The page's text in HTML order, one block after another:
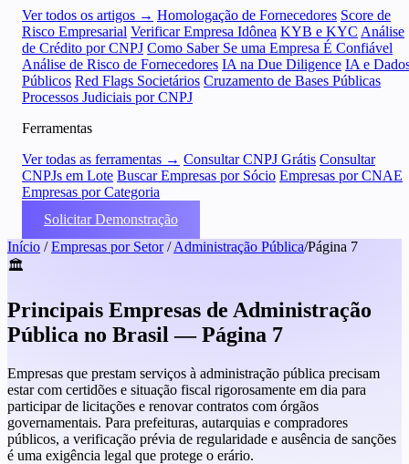
Ver todos os artigos → Homologação de Fornecedores Score de
Risco Empresarial Verificar Empresa Idônea KYB e KYC Análise
de Crédito por CNPJ Como Saber Se uma Empresa É Confiável
Análise de Risco de Fornecedores IA na Due Diligence IA e
Públicos Red Flags Societários Cruzamento de Bases Públicas
Processos Judiciais por CNPJ
Ferramentas
Ver todas as ferramentas → Consultar CNPJ Grátis Consultar
CNPJs em Lote Buscar Empresas por Sócio Empresas por CNAE
Empresas por Categoria
Solicitar Demonstração
Início / Empresas por Setor / Administração Pública/Página 7
🏛️
Principais Empresas de Administração
Pública no Brasil — Página 7
Empresas que prestam serviços à administração pública precisam
estar com certidões e situação fiscal rigorosamente em dia para
participar de licitações e renovar contratos com órgãos
governamentais. Para prefeituras, autarquias e compradores
públicos, a verificação prévia de regularidade e ausência de sanções
é uma exigência legal que protege o erário.